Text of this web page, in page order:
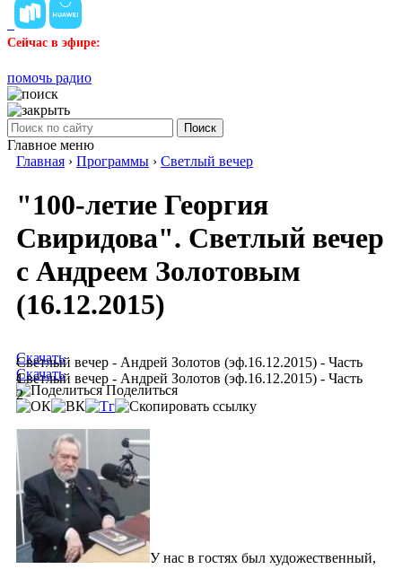
Сейчас в эфире:
помочь радио
Поиск
Главное меню
Главная › Программы › Светлый вечер
"100-летие Георгия
Свиридова". Светлый вечер
с Андреем Золотовым
(16.12.2015)
Светлый вечер - Андрей Золотов (эф.16.12.2015) - Часть
1
Скачать
Светлый вечер - Андрей Золотов (эф.16.12.2015) - Часть
2
Скачать
Поделиться
У нас в гостях был художественный,